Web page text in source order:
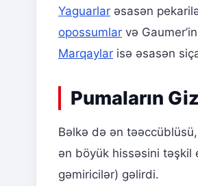
Yaguarlar əsasən
opossumlar və
Marqaylar isə əsasən
Pumaların
Bəlkə də ən
ən böyük hissəsini təşkil
gəmiricilər) gəlirdi.